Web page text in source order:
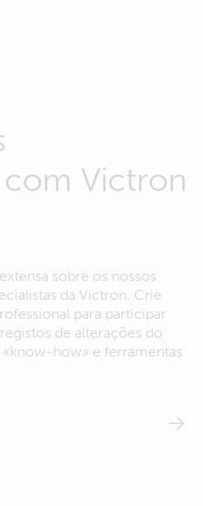
Victron
sobre os nossos
da Victron. Crie
para participar
de alterações do
how» e ferramentas